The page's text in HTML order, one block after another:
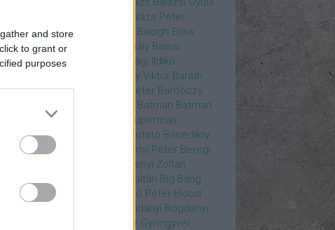
and store
to grant or
purposes
Balázs Péter
Baldurs Gate 3
Balogh Erika
Balogh Mix Stúdió
Balog Mihály Balsai
Mónika Bánfalvi Eszter
Bánsági Ildikó
Baradlay Viktor Baráth
István Barát Attia Barbinek Péter Bardóczy
Batman Batman
Superman ellen
Batman v Superman
Beetlejuice
bemutató Benedikty
Marcell
Benkő Péter Bercsényi Péter Beregi
Berzsenyi Zoltán
Bezerédi Zoltán Big Bang
Media Kft.
Blake Lively Blaskó Péter Blood
Bogdányi Bogdányi
Bognár Gyöngyvér